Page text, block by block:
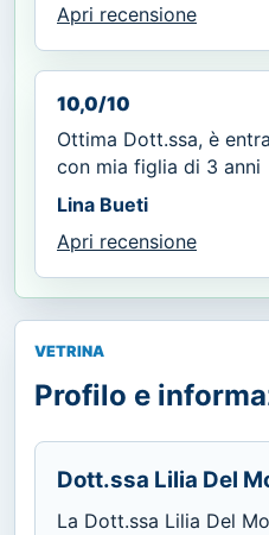
Apri recensione
10,0/10
Ottima Dott.ssa, è
con mia figlia di 3 anni
Lina Bueti
Apri recensione
VETRINA
Profilo e
Dott.ssa Lilia Del
La Dott.ssa Lilia Del